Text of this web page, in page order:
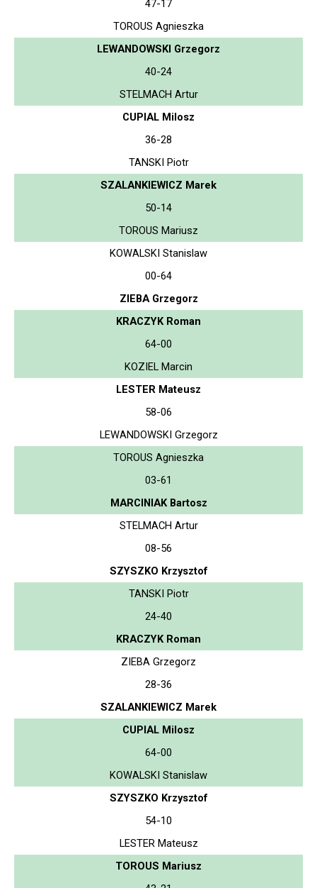
47-17
TOROUS Agnieszka
LEWANDOWSKI Grzegorz
40-24
STELMACH Artur
CUPIAL Milosz
36-28
TANSKI Piotr
SZALANKIEWICZ Marek
50-14
TOROUS Mariusz
KOWALSKI Stanislaw
00-64
ZIEBA Grzegorz
KRACZYK Roman
64-00
KOZIEL Marcin
LESTER Mateusz
58-06
LEWANDOWSKI Grzegorz
TOROUS Agnieszka
03-61
MARCINIAK Bartosz
STELMACH Artur
08-56
SZYSZKO Krzysztof
TANSKI Piotr
24-40
KRACZYK Roman
ZIEBA Grzegorz
28-36
SZALANKIEWICZ Marek
CUPIAL Milosz
64-00
KOWALSKI Stanislaw
SZYSZKO Krzysztof
54-10
LESTER Mateusz
TOROUS Mariusz